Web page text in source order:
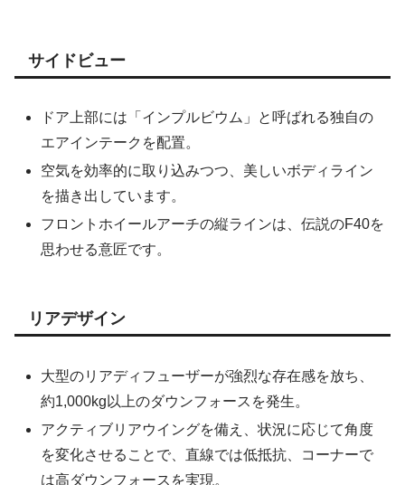
サイドビュー
ドア上部には「インプルビウム」と呼ばれる独自の
エアインテークを配置。
空気を効率的に取り込みつつ、美しいボディライン
を描き出しています。
フロントホイールアーチの縦ラインは、伝説のF40を
思わせる意匠です。
リアデザイン
大型のリアディフューザーが強烈な存在感を放ち、
約1,000kg以上のダウンフォースを発生。
アクティブリアウイングを備え、状況に応じて角度
を変化させることで、直線では低抵抗、コーナーで
は高ダウンフォースを実現。